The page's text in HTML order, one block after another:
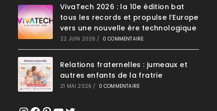
VivaTech 2026 : la 10e édition bat
tous les records et propulse l’Europe
vers une nouvelle ère technologique
22 JUIN 2026 / 0 COMMENTAIRE
Relations fraternelles : jumeaux et
autres enfants de la fratrie
21 MAI 2026 / 0 COMMENTAIRE